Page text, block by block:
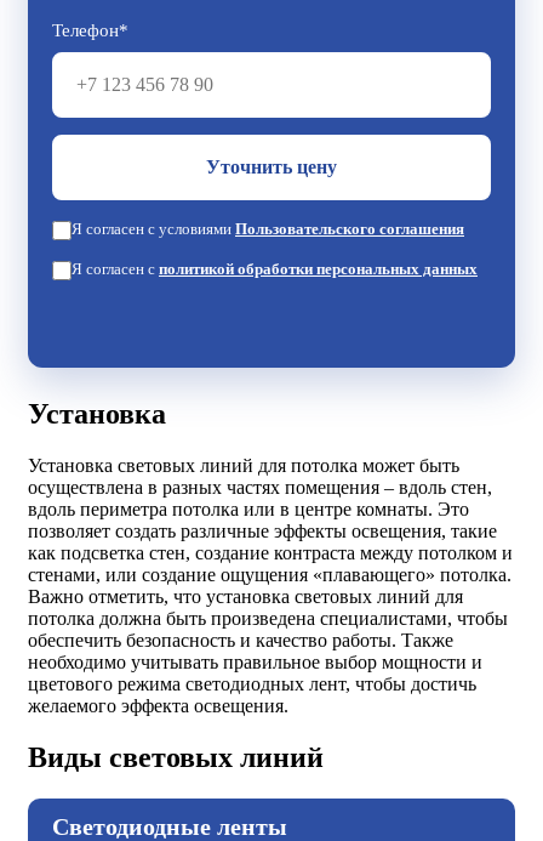
Телефон*
Я согласен с условиями Пользовательского соглашения
Я согласен с политикой обработки персональных данных
Установка
Установка световых линий для потолка может быть
осуществлена в разных частях помещения – вдоль стен,
вдоль периметра потолка или в центре комнаты. Это
позволяет создать различные эффекты освещения, такие
как подсветка стен, создание контраста между потолком и
стенами, или создание ощущения «плавающего» потолка.
Важно отметить, что установка световых линий для
потолка должна быть произведена специалистами, чтобы
обеспечить безопасность и качество работы. Также
необходимо учитывать правильное выбор мощности и
цветового режима светодиодных лент, чтобы достичь
желаемого эффекта освещения.
Виды световых линий
Светодиодные ленты